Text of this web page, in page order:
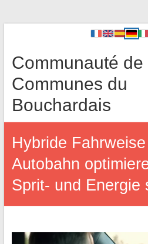
Communauté de
Communes du
Bouchardais
Hybride
Autobahn
Sprit- und Energie